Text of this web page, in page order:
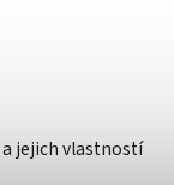
a jejich vlastností